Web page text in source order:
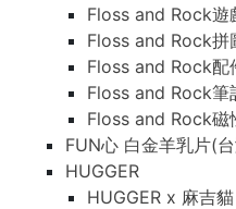
Floss and Rock遊
Floss and Rock拼
Floss and Rock配
Floss and Rock筆
Floss and Rock磁
FUN心 白金羊乳片(
HUGGER
HUGGER x 麻吉貓